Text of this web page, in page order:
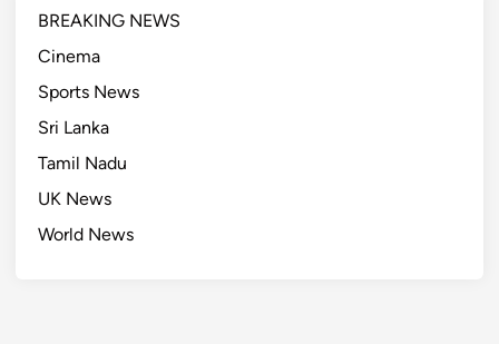
BREAKING NEWS
Cinema
Sports News
Sri Lanka
Tamil Nadu
UK News
World News